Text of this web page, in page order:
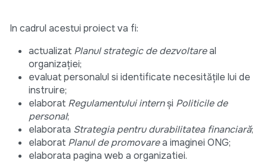
In cadrul acestui proiect va fi:
actualizat Planul strategic de dezvoltareal
organizaţiei;
evaluat personalul si identificate necesităţile lui de
instruire;
elaborat Regulamentului internşi Politicile de
personal;
elaborata Strategia pentru durabilitatea financiară;
elaborat Planul de promovarea imaginei ONG;
elaborata pagina web a organizatiei.